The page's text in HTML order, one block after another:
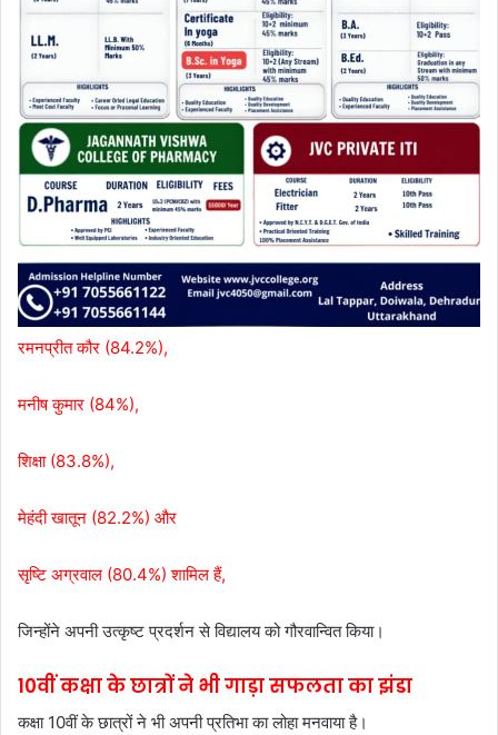
रमनप्रीत कौर (84.2%),
मनीष कुमार (84%),
शिक्षा (83.8%),
मेहंदी खातून (82.2%) और
सृष्टि अग्रवाल (80.4%) शामिल हैं,
जिन्होंने अपनी उत्कृष्ट प्रदर्शन से विद्यालय को गौरवान्वित किया।
10वीं कक्षा के छात्रों ने भी गाड़ा सफलता का झंडा
कक्षा 10वीं के छात्रों ने भी अपनी प्रतिभा का लोहा मनवाया है।